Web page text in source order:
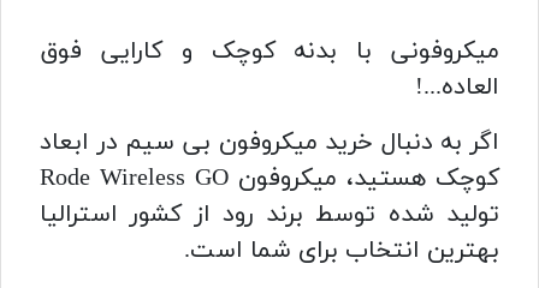
میکروفونی با بدنه کوچک و کارایی فوق
العاده...!
اگر به دنبال خرید میکروفون بی سیم در ابعاد
کوچک هستید، میکروفون Rode Wireless GO
تولید شده توسط برند رود از کشور استرالیا
بهترین انتخاب برای شما است.